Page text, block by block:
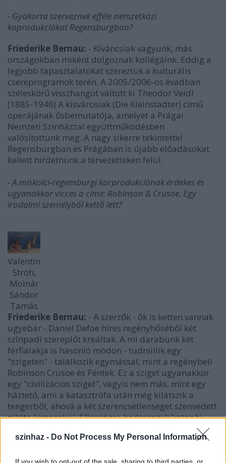
szinhaz - Do Not Process My Personal Information
- Gyakorta szerveznek efféle nemzetközi
koprodukciókat Regensburgban?
Friederike Bernau: - Kíváncsiak vagyunk, más
országokban miként dolgoznak kollégáink. Eddig a
legjobb tapasztalatokat szereztük a kulturális
csereprogramok terén. A 2005/2006-os évadban
széleskörű visszhangot váltott ki Theodor Veidl
(1885-1946) A kisvárosiak (Die Kleinstädter) című
operájának ősbemutatója, amelyet a Prágai
Nemzeti Színházzal együttműködésben
valósítottunk meg. A nagy sikerre tekintettel
Regensburgban és Prágában is újabb előadásokat
kellett hirdetnünk a tervezetteken felül.
- A miskolci-regensburgi korprodukciónak érdekes és
ugyanakkor vicces a címe: Robinson & Crusoe. Egy
irodalmi személyből kettő lett?
Valentin
Stroh,
Molnár
Sándor
Tamás
Friederike Bernau: - A szerzők - ők is ketten vannak
ugyebár - Daniel Defoe híres regényhőséből két
színpadi szereplőt kreáltak. A mi darabunk két
férfialakja is hasonló módon - tudniillik egy
"szigeten" - találkozik egymással, mint a regénybeli
Robinson Crusoe és Péntek. Ez a sziget ugyanakkor
egy "civilizációs sziget", vagyis nem más, mint egy
háztető, ami a katasztrófa után még kilátszik a
tengerből, ahová a két szerencsétlenséget szenvedett
pilóta kimenekül. Ellenséges hadseregek katonái,
megértethetnék egymást. Mégis meg kell próbálniuk